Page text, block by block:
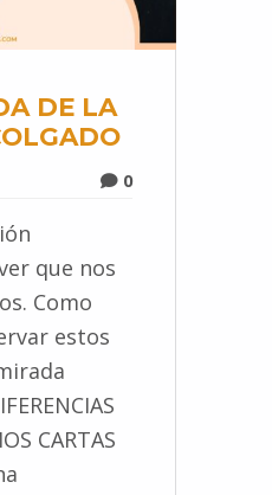
DE LA
0
que nos
Como
estos
CARTAS